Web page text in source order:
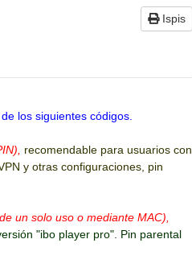
Ispis
los siguientes códigos.
recomendable para usuarios con
y otras configuraciones, pin
un solo uso o mediante MAC),
"ibo player pro". Pin parental